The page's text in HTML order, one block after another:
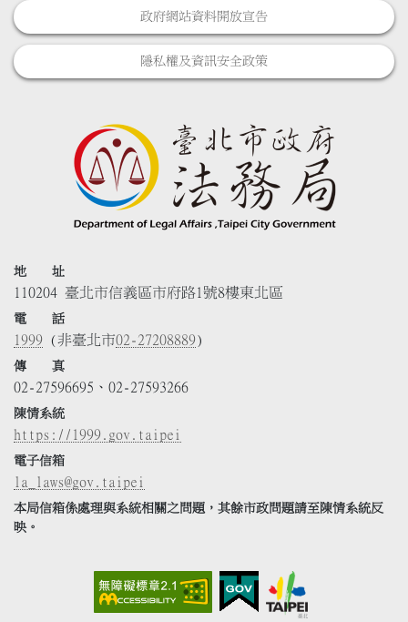
政府網站資料開放宣告
隱私權及資訊安全政策
地 址
110204 臺北市信義區市府路1號8樓東北區
電 話
1999 (非臺北市02-27208889)
傳 真
02-27596695、02-27593266
陳情系統
https://1999.gov.taipei
電子信箱
la_laws@gov.taipei
本局信箱係處理與系統相關之問題，其餘市政問題請至陳情系統反
映。